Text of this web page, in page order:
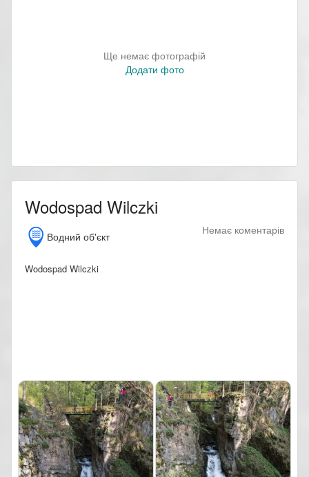
Ще немає фотографій
Додати фото
Wodospad Wilczki
Водний об'єкт
Немає коментарів
Wodospad Wilczki